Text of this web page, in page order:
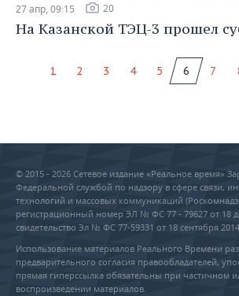
27 апр, 09:15 20
На Казанской ТЭЦ-3 прошел
1 2 3 4 5 6 7
© 2015 - 2026 Сетевое издание «Реальное время»
Федеральной службой по надзору в сфере связи,
технологий и массовых коммуникаций
регистрационный номер ЭЛ № ФС 77 - 79627 от 18
свидетельство Эл № ФС 77-59331 от 18 сентября
Использование материалов Реального Времени
предварительного согласия правообладателей,
прямая гиперссылка обязательны при частичном
воспроизведении материалов.